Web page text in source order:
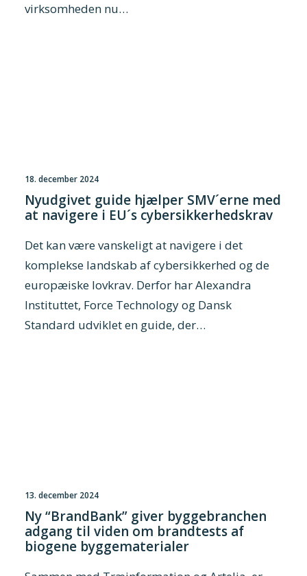
virksomheden nu…
18. december 2024
Nyudgivet guide hjælper SMV´erne med
at navigere i EU´s cybersikkerhedskrav
Det kan være vanskeligt at navigere i det
komplekse landskab af cybersikkerhed og de
europæiske lovkrav. Derfor har Alexandra
Instituttet, Force Technology og Dansk
Standard udviklet en guide, der…
13. december 2024
Ny “BrandBank” giver byggebranchen
adgang til viden om brandtests af
biogene byggematerialer